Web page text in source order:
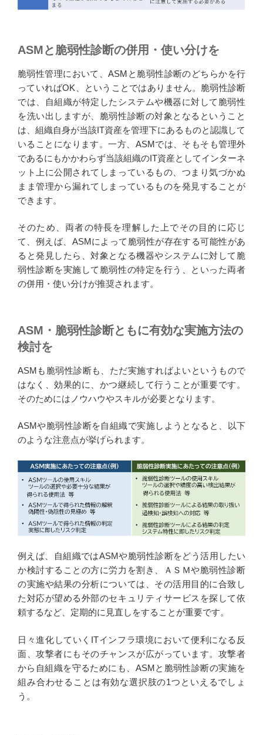
ASMと脆弱性診断の併用・使い分けを
脆弱性管理において、ASMと脆弱性診断のどちらかを行
っていればOK、ということではありません。脆弱性診断
では、自組織が特定したシステムや機器に対して脆弱性
を洗い出しますが、脆弱性診断の対象となるということ
は、組織自身が当該IT資産を管理下にあるものと認識して
いることになります。一方、ASMでは、そもそも管理外
であるにもかかわらず当該組織のIT資産としてインターネ
ット上に公開されてしまっているもの、つまり気づかぬ
まま管理から漏れてしまっているものを発見することが
できます。
そのため、両者の特長を理解した上でその目的に応じ
て、例えば、ASMによって脆弱性が存在する可能性があ
ると発見したら、対象となる機器やシステムに対して脆
弱性診断を実施して脆弱性の特定を行う、といった両者
の併用・使い分けが推奨されます。
ASM・脆弱性診断ともに有効な実施方法の
検討を
ASMも脆弱性診断も、ただ実施すればよいというもので
はなく、効果的に、かつ継続して行うことが重要です。
そのためにはノウハウやスキルが必要となります。
ASMや脆弱性診断を自組織で実施しようとなると、以下
のような注意点が挙げられます。
例えば、自組織ではASMや脆弱性診断をどう活用したい
か検討することの方に労力を割き、ＡＳＭや脆弱性診断
の実施や結果の分析については、その活用目的に合致し
た対応が望める外部のセキュリティサービスを探して依
頼するなど、定期的に見直しをすることが重要です。
日々進化していくITインフラ環境において便利になる反
面、攻撃者にもそのチャンスが広がっています。攻撃者
から自組織を守るためにも、ASMと脆弱性診断の実施を
組み合わせることは有効な選択肢の1つといえるでしょ
う。